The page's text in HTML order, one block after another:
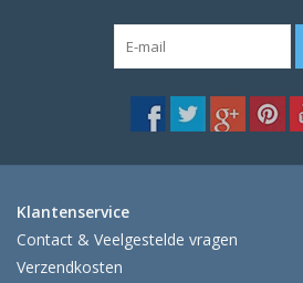
Klantenservice
Contact & Veelgestelde vragen
Verzendkosten